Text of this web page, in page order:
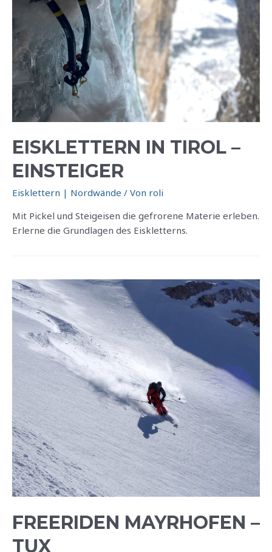
EISKLETTERN IN TIROL –
EINSTEIGER
Eisklettern | Nordwände / Von roli
Mit Pickel und Steigeisen die gefrorene Materie erleben.
Erlerne die Grundlagen des Eiskletterns.
FREERIDEN MAYRHOFEN –
TUX